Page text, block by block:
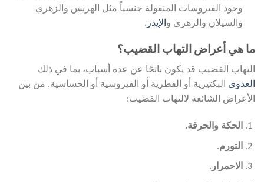
وجود الفيروسات المنقولة جنسياً مثل الهربس والزهري
والسيلان والزهري و الإيدز .
ما هي أعراض التهاب القضيب؟
التهاب القضيب قد يكون ناتجًا عن عدة أسباب، بما في ذلك
العدوى البكتيرية أو الفطرية أو الفيروسية أو الحساسية. من بين
الأعراض الشائعة لالتهاب القضيب:
الحكة والحرقة.
التورم.
الاحمرار .